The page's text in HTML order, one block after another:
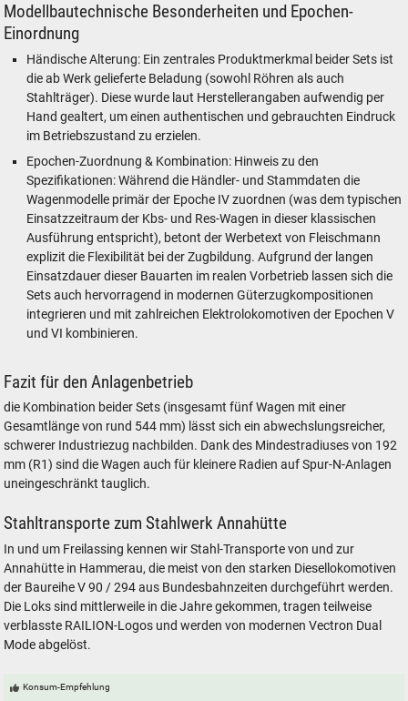
Modellbautechnische Besonderheiten und Epochen-
Einordnung
Händische Alterung: Ein zentrales Produktmerkmal beider Sets ist
die ab Werk gelieferte Beladung (sowohl Röhren als auch
Stahlträger). Diese wurde laut Herstellerangaben aufwendig per
Hand gealtert, um einen authentischen und gebrauchten Eindruck
im Betriebszustand zu erzielen.
Epochen-Zuordnung & Kombination: Hinweis zu den
Spezifikationen: Während die Händler- und Stammdaten die
Wagenmodelle primär der Epoche IV zuordnen (was dem typischen
Einsatzzeitraum der Kbs- und Res-Wagen in dieser klassischen
Ausführung entspricht), betont der Werbetext von Fleischmann
explizit die Flexibilität bei der Zugbildung. Aufgrund der langen
Einsatzdauer dieser Bauarten im realen Vorbetrieb lassen sich die
Sets auch hervorragend in modernen Güterzugkompositionen
integrieren und mit zahlreichen Elektrolokomotiven der Epochen V
und VI kombinieren.
Fazit für den Anlagenbetrieb
die Kombination beider Sets (insgesamt fünf Wagen mit einer
Gesamtlänge von rund 544 mm) lässt sich ein abwechslungsreicher,
schwerer Industriezug nachbilden. Dank des Mindestradiuses von 192
mm (R1) sind die Wagen auch für kleinere Radien auf Spur-N-Anlagen
uneingeschränkt tauglich.
Stahltransporte zum Stahlwerk Annahütte
In und um Freilassing kennen wir Stahl-Transporte von und zur
Annahütte in Hammerau, die meist von den starken Diesellokomotiven
der Baureihe V 90 / 294 aus Bundesbahnzeiten durchgeführt werden.
Die Loks sind mittlerweile in die Jahre gekommen, tragen teilweise
verblasste RAILION-Logos und werden von modernen Vectron Dual
Mode abgelöst.
Konsum-Empfehlung